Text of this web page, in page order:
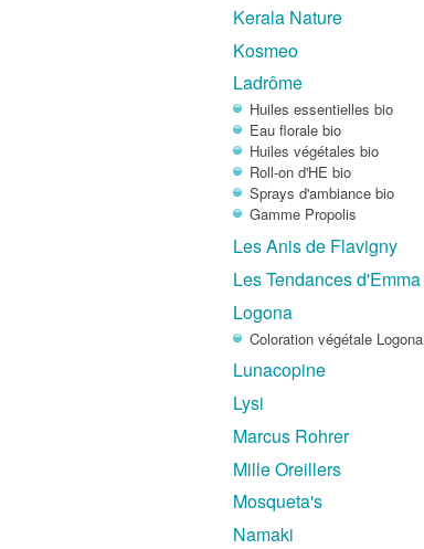
Kerala Nature
Kosmeo
Ladrôme
Huiles essentielles bio
Eau florale bio
Huiles végétales bio
Roll-on d'HE bio
Sprays d'ambiance bio
Gamme Propolis
Les Anis de Flavigny
Les Tendances d'Emma
Logona
Coloration végétale Logona
Lunacopine
Lysi
Marcus Rohrer
Mille Oreillers
Mosqueta's
Namaki